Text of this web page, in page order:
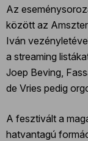
Az
között az
Iván
a streaming
Joep Beving,
de Vries pedig
A fesztivált a
hatvantagú